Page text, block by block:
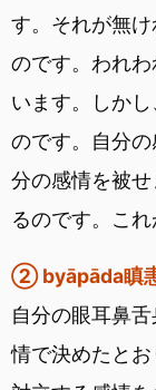
す。それが無
のです。われ
います。しか
のです。自分
分の感情を被
るのです。こ
② byāpāda瞋
自分の眼耳鼻
情で決めたと